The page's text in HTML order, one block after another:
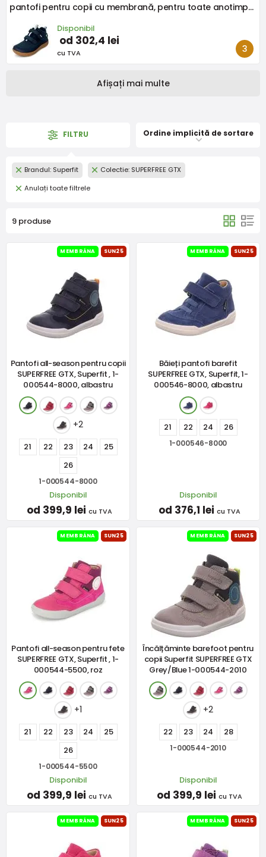
pantofi pentru copii cu membrană, pentru toate anotimpurile BUGGA OSCAR Blue B00191-04
Disponibil
od 302,4 lei
cu TVA
Afișați mai multe
FILTRU Ordine implicită de sortare
Brandul: Superfit
Colectie: SUPERFREE GTX
Anulați toate filtrele
9 produse
MEMBRÁNA SUN25
Pantofi all-season pentru copii
SUPERFREE GTX, Superfit , 1-
000544-8000, albastru
+2
21 22 23 24
25
26
1-000544-8000
Disponibil
od 399,9 lei cu TVA
MEMBRÁNA SUN25
Băieți pantofi barefit
SUPERFREE GTX, Superfit, 1-
000546-8000, albastru
21 22 24 26
1-000546-8000
Disponibil
od 376,1 lei cu TVA
MEMBRÁNA SUN25
Pantofi all-season pentru fete
SUPERFREE GTX, Superfit , 1-
000544-5500, roz
+1
21 22 23 24
25
26
1-000544-5500
Disponibil
od 399,9 lei cu TVA
MEMBRÁNA SUN25
Încălțăminte barefoot pentru
copii Superfit SUPERFREE GTX
Grey/Blue 1-000544-2010
+2
22 23 24 28
1-000544-2010
Disponibil
od 399,9 lei cu TVA
MEMBRÁNA SUN25 MEMBRÁNA SUN25